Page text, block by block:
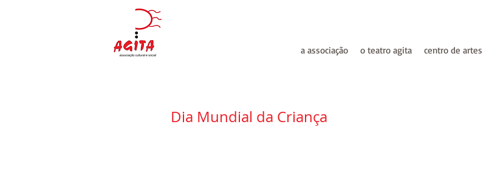
a associação o teatro agita centro de artes
Dia Mundial da Criança